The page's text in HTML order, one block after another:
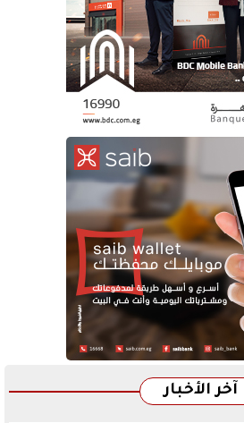
آخر الأخبار